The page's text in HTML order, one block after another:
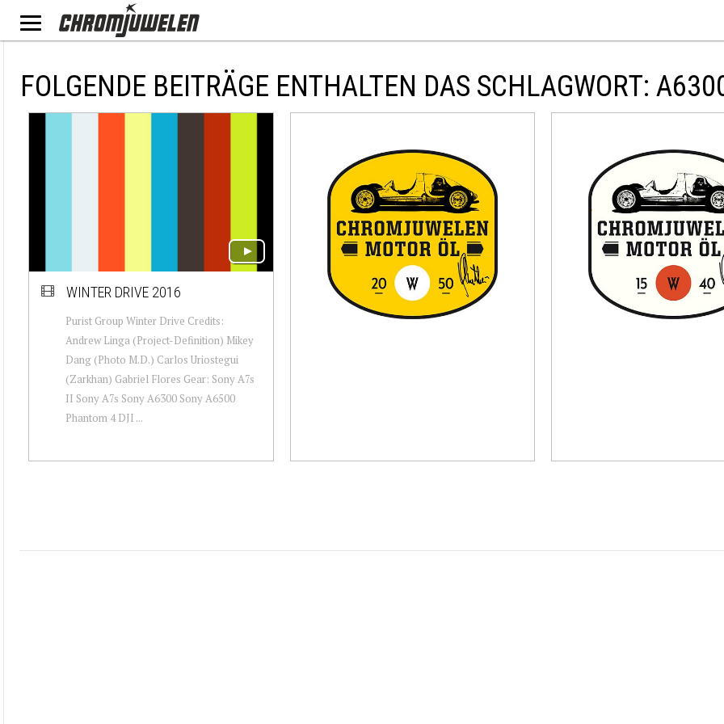
FOLGENDE BEITRÄGE ENTHALTEN DAS SCHLAGWORT:
WINTER DRIVE 2016
Purist Group Winter Drive Credits:
Andrew Linga (Project-Definition) Mikey
Dang (Photo M.D.) Carlos Uriostegui
(Zarkhan) Gabriel Flores Gear: Sony A7s
II Sony A7s Sony A6300 Sony A6500
Phantom 4 DJI ...